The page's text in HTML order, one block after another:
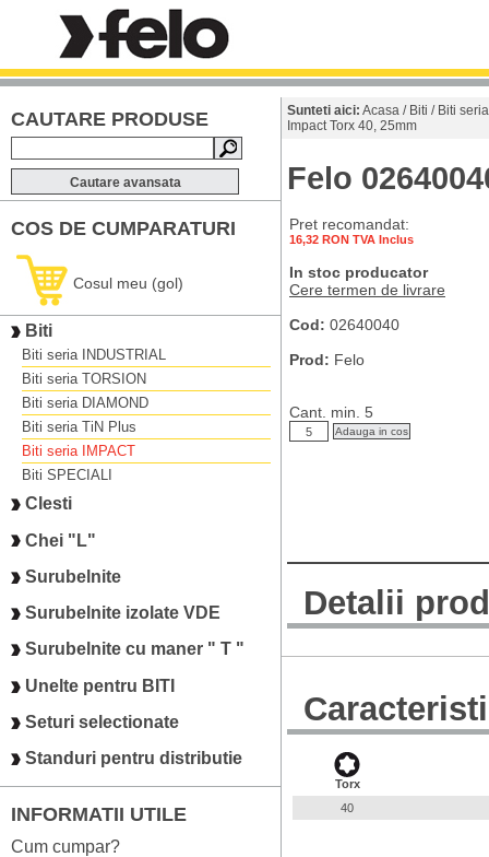
CAUTARE PRODUSE
Cautare avansata
COS DE CUMPARATURI
Cosul meu (gol)
Biti
Biti seria INDUSTRIAL
Biti seria TORSION
Biti seria DIAMOND
Biti seria TiN Plus
Biti seria IMPACT
Biti SPECIALI
Clesti
Chei "L"
Surubelnite
Surubelnite izolate VDE
Surubelnite cu maner " T "
Unelte pentru BITI
Seturi selectionate
Standuri pentru distributie
INFORMATII UTILE
Cum cumpar?
Sunteti aici: Acasa / Biti / Biti
Impact Torx 40, 25mm
Felo
Pret recomandat:
16,32 RON TVA Inclus
In stoc producator
Cere termen de livrare
Cod: 02640040
Prod: Felo
Cant. min. 5
Detalii
Torx
40